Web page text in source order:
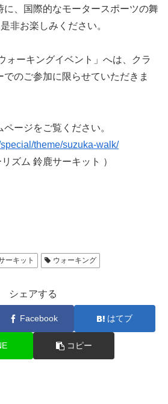
に、国際的なモータースポーツの舞
非お楽しみください。
ォーキングイベント」へは、クラ
のご参加に限らせていただきま
ージをご覧ください。
theme/suzuka-walk/
ズム 鈴鹿サーキット ）
ーキット ウォーキング
シェアする
Facebook はてブ
コピー